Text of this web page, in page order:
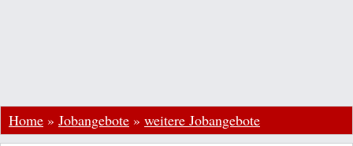
Home » Jobangebote » weitere Jobangebote